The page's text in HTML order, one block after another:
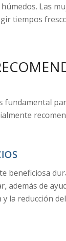
Las
tiempos
fundamental
beneficiosa
además de
la reducción